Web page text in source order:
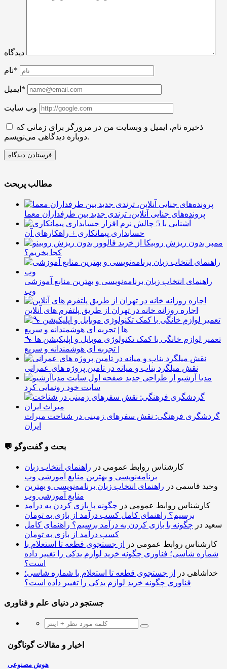
دیدگاه
نام*
ایمیل*
وب سایت
ذخیره نام، ایمیل و وبسایت من در مرورگر برای زمانی که
دوباره دیدگاهی می‌نویسم.
مطالب پربحث
پرونده‌های جنایی آنلاین، ترندی جدید بین طرفداران معما
آشنایی با 5 چالش
حسابداری پیمانکاری + راهکارهای آن
ممبر بدون ریزش روبیکا از
کجا بخریم؟
راهنمای انتخاب زبان برنامه‌نویسی و بهترین منابع آموزشی
وب
اجاره روزانه خانه در تهران از طریق پلتفرم های آنلاین
🔧 تعمیر لوازم خانگی با کمک تکنولوژی موبایل و اپلیکیشن ها
| تجربه ای هوشمندانه و سریع
نقش میلگرد بناب و میانه در تامین پروژه های عمرانی
مدیا آرشیو از طراحی جدید
سایت خود رونمایی کرد
گردشگری فرهنگی: نقش سفرهای زمینی در شناخت میراث
ایران
💬 بحث و گفت‌وگو
کارشناس روابط عمومی در راهنمای انتخاب زبان
برنامه‌نویسی و بهترین منابع آموزشی وب
وحید قاسمی در راهنمای انتخاب زبان برنامه‌نویسی و بهترین
منابع آموزشی وب
کارشناس روابط عمومی در چگونه با بازی کردن به درآمد
برسیم؟ راهنمای کامل کسب درآمد از بازی به تومان
سعید در چگونه با بازی کردن به درآمد برسیم؟ راهنمای کامل
کسب درآمد از بازی به تومان
کارشناس روابط عمومی در
از جستجوی قطعه تا استعلام با
شماره شاسی؛ فناوری چگونه خرید لوازم یدکی را تغییر داده
است؟
خداشاهی در
از جستجوی قطعه تا استعلام با شماره شاسی؛
فناوری چگونه خرید لوازم یدکی را تغییر داده است؟
جستجو در دنیای علم و فناوری
اخبار و مقالات گوناگون
هوش مصنوعی